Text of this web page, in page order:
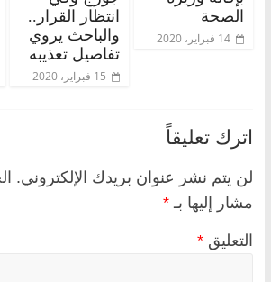
الصحة
14 فبراير، 2020
انتظار القرار..
والباحث يروي
تفاصيل تعذيبه
15 فبراير، 2020
اترك تعليقاً
لن يتم نشر عنوان بريدك الإلكتروني.
مشار إليها بـ *
التعليق *